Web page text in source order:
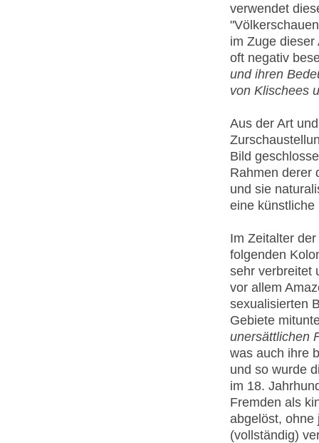
verwendet
im Zuge
oft negativ
und ihren
von Klischees
Aus der Art
Bild
Rahmen derer
und sie
eine künstliche
Im Zeitalter
folgenden
sehr verbreitet
vor allem
sexualisierten
Gebiete
unersättlichen
was auch ihre
und so wurde
im 18.
Fremden als
abgelöst, ohne
(vollständig)